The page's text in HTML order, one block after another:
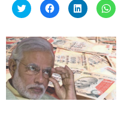
Click
to
share
Twitter
(Opens
in
window)
Click
to
share
Facebook
(Opens
in
new
window)
Click
to
share
LinkedIn
(Opens
in
new
window)
Click
to
in
new